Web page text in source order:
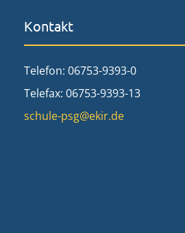
Kontakt
Telefon: 06753-9393-0
Telefax: 06753-9393-13
schule-psg@ekir.de